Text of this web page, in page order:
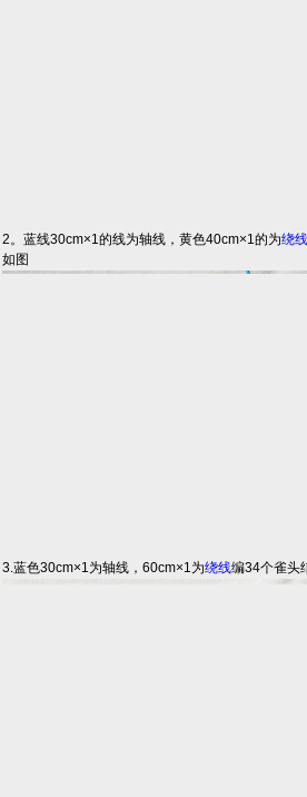
2。蓝线30cm×1的线为轴线，黄色40cm×1的为绕线
如图
3.蓝色30cm×1为轴线，60cm×1为绕线编34个雀头